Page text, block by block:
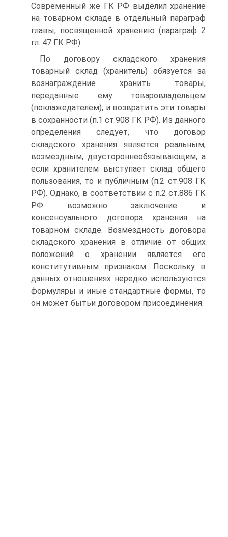
Современный же ГК РФ выделил хранение
на товарном складе в отдельный параграф
главы, посвященной хранению (параграф 2
гл. 47 ГК РФ).
По договору складского хранения
товарный склад (хранитель) обязуется за
вознаграждение хранить товары,
переданные ему товаровладельцем
(поклажедателем), и возвратить эти товары
в сохранности (п.1 ст.908 ГК РФ). Из данного
определения следует, что договор
складского хранения является реальным,
возмездным, двустороннеобязывающим, а
если хранителем выступает склад общего
пользования, то и публичным (п.2 ст.908 ГК
РФ). Однако, в соответствии с п.2 ст.886 ГК
РФ возможно заключение и
консенсуального договора хранения на
товарном складе. Возмездность договора
складского хранения в отличие от общих
положений о хранении является его
конститутивным признаком. Поскольку в
данных отношениях нередко используются
формуляры и иные стандартные формы, то
он может бытьи договором присоединения.